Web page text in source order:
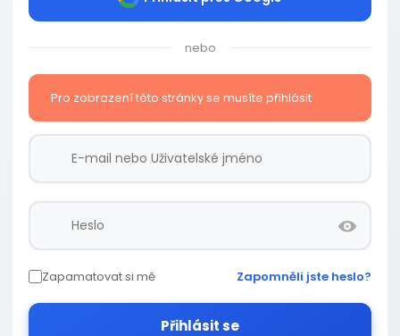
nebo
Pro zobrazení této stránky se musíte přihlásit
Zapamatovat si mě Zapomněli jste heslo?
Přihlásit se